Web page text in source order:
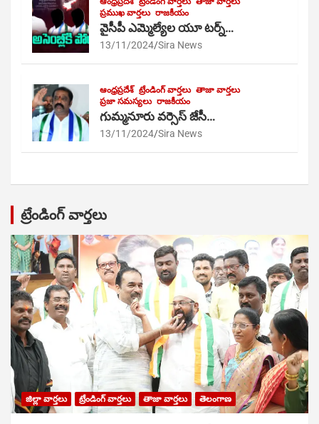
ప్రముఖ వార్తలు రాజకీయం
వైసీపీ ఎమ్మెల్యేల యూ టర్న్…
13/11/2024 Sira News
ఆంధ్రప్రదేశ్ ట్రేండింగ్ వార్తలు తాజా వార్తలు
ప్రజా సమస్యలు రాజకీయం
గుమ్మనూరు వర్సెస్ జేసీ…
13/11/2024 Sira News
ట్రేండింగ్ వార్తలు
జిల్లా వార్తలు ట్రేండింగ్ వార్తలు తాజా వార్తలు తెలంగాణ